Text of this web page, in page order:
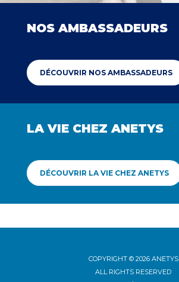
NOS AMBASSADEURS
DÉCOUVRIR NOS AMBASSADEURS
LA VIE CHEZ ANETYS
DÉCOUVRIR LA VIE CHEZ ANETYS
COPYRIGHT © 2026 ANETYS
ALL RIGHTS RESERVED